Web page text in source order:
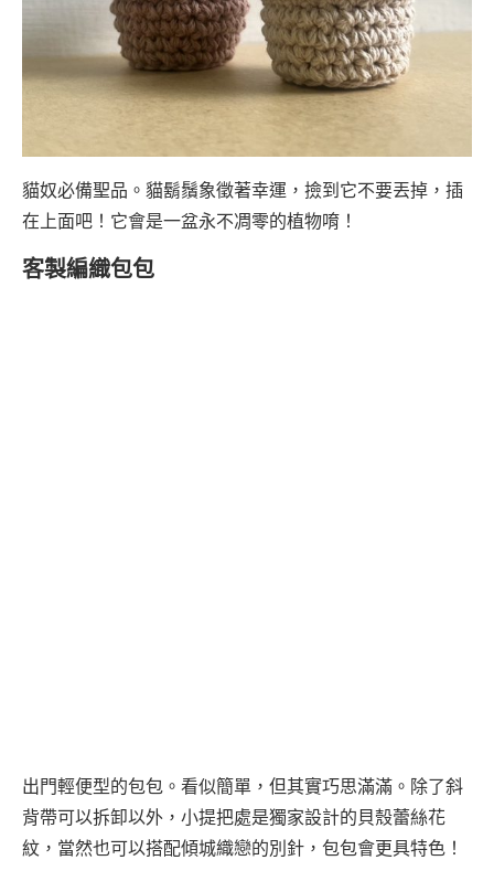
貓奴必備聖品。貓鬍鬚象徵著幸運，撿到它不要丟掉，插
在上面吧！它會是一盆永不凋零的植物唷！
客製編織包包
出門輕便型的包包。看似簡單，但其實巧思滿滿。除了斜
背帶可以拆卸以外，小提把處是獨家設計的貝殼蕾絲花
紋，當然也可以搭配傾城織戀的別針，包包會更具特色！